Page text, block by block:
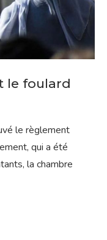
le foulard
le règlement
qui a été
la chambre